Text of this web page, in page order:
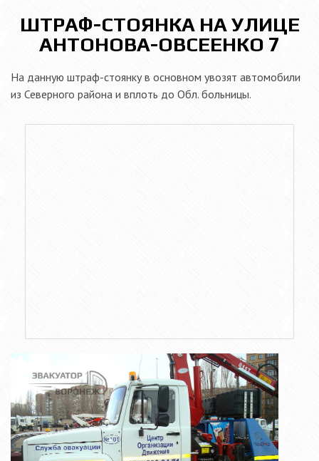
ШТРАФ-СТОЯНКА НА УЛИЦЕ
АНТОНОВА-ОВСЕЕНКО 7
На данную штраф-стоянку в основном увозят автомобили
из Северного района и вплоть до Обл. больницы.